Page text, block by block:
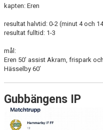
kapten: Eren
resultat halvtid: 0-2 (minut 4 och
resultat fulltid: 1-3
mål:
Eren 50’ assist Akram, frispark
Hässelby 60’
Gubbängens IP